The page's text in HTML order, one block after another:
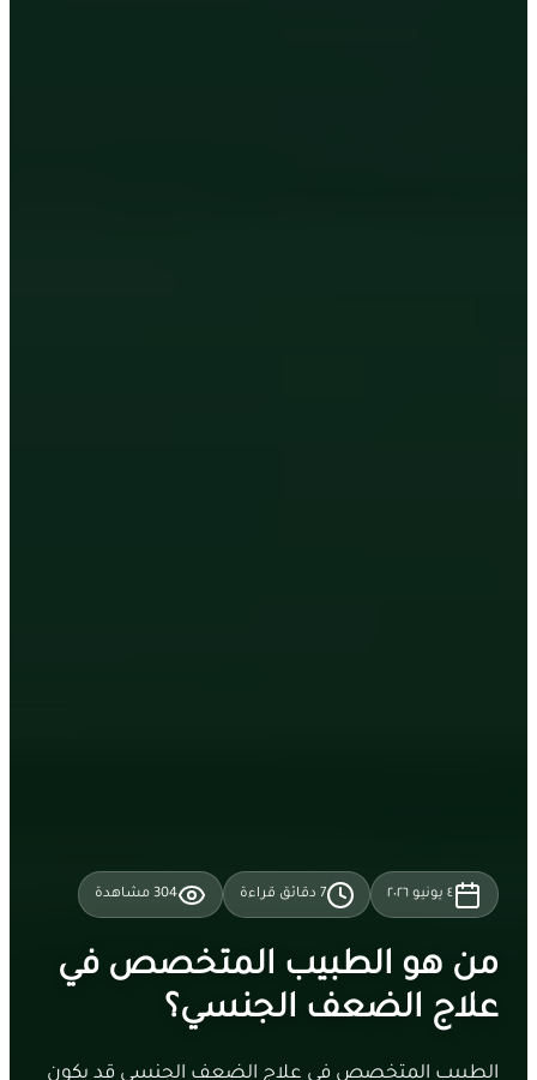
٤ يونيو ٢٠٢٦ 7 دقائق قراءة 304 مشاهدة
من هو الطبيب المتخصص في
علاج الضعف الجنسي؟
الطبيب المتخصص في علاج الضعف الجنسي قد يكون